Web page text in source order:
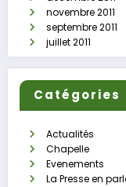
novembre 2011
septembre 2011
juillet 2011
Catégories
Actualités
Chapelle
Evenements
La Presse en